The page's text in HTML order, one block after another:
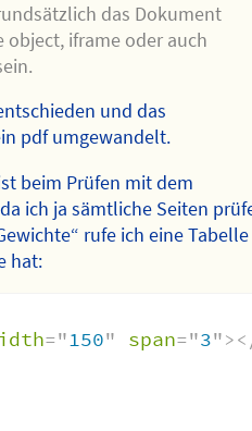
das Dokument
object, iframe oder auch
und das
pdf umgewandelt.
beim Prüfen mit dem
ich ja sämtliche Seiten
rufe ich eine Tabelle
hat:
="150" span="3">